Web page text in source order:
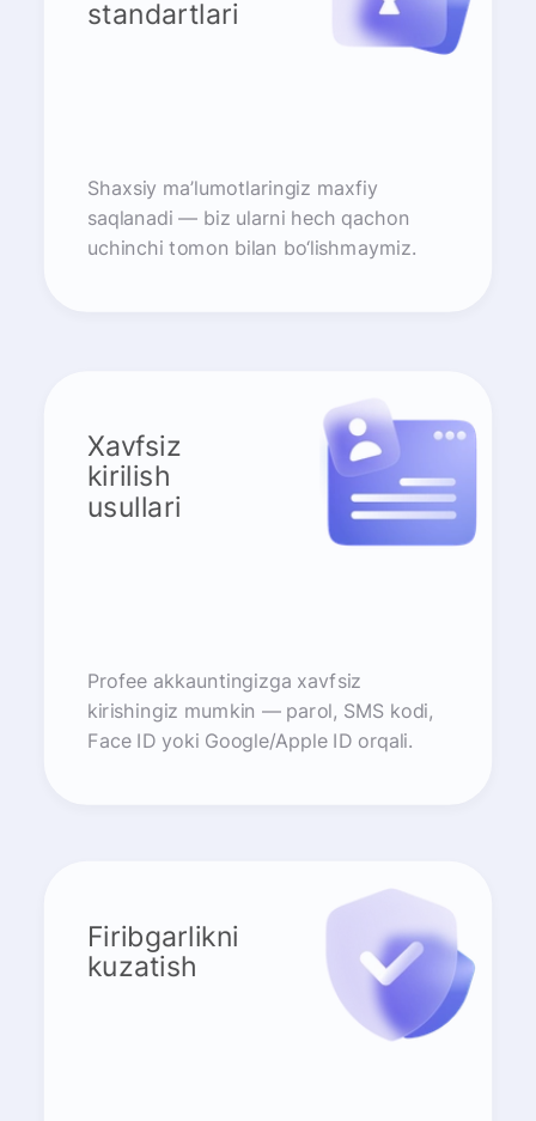
standartlari
Shaxsiy ma’lumotlaringiz maxfiy
saqlanadi — biz ularni hech qachon
uchinchi tomon bilan bo‘lishmaymiz.
Xavfsiz
kirilish
usullari
Profee akkauntingizga xavfsiz
kirishingiz mumkin — parol, SMS kodi,
Face ID yoki Google/Apple ID orqali.
Firibgarlikni
kuzatish